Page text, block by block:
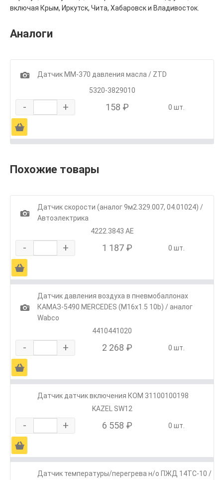
включая Крым, Иркутск, Чита, Хабаровск и Владивосток.
Аналоги
1
Датчик ММ-370 давления масла / ZTD
5320-3829010
- + 158 ₽ 0 шт.
Ä
Похожие товары
1
Датчик скорости (аналог 9м2.329.007, 04.01024) /
Автоэлектрика
4222.3843 АЕ
- + 1 187 ₽ 0 шт.
Ä
1
Датчик давления воздуха в пневмобаллонах
КАМАЗ-5490 MERCEDES (M16х1.5 10b) / аналог
Wabco
4410441020
- + 2 268 ₽ 0 шт.
Ä
Датчик датчик включения КОМ 31100100198
KAZEL SW12
- + 6 558 ₽ 0 шт.
Ä
Датчик температуры/перегрева н/о ПЖД 14ТС-10 /